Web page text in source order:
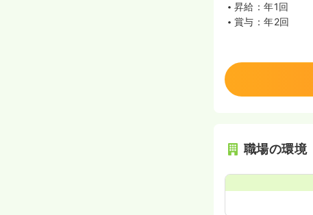
昇給：年1回
賞与：年2回
職場の環境